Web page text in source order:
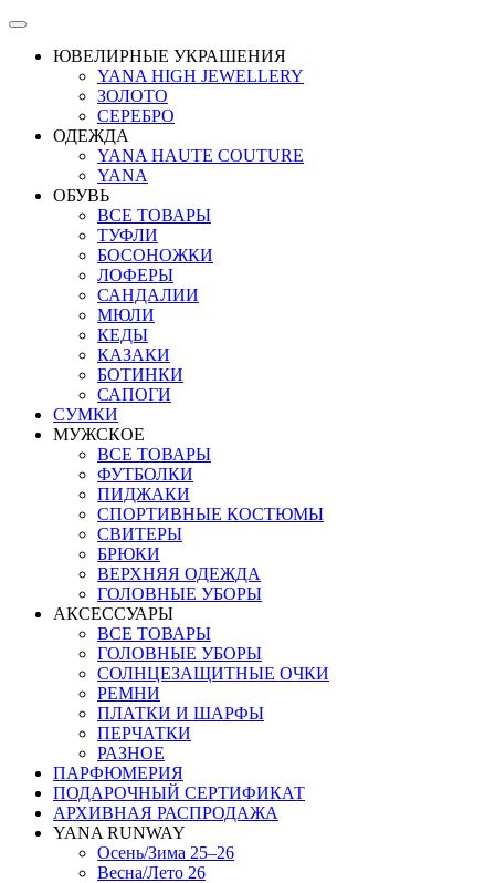
ЮВЕЛИРНЫЕ УКРАШЕНИЯ
YANA HIGH JEWELLERY
ЗОЛОТО
СЕРЕБРО
ОДЕЖДА
YANA HAUTE COUTURE
YANA
ОБУВЬ
ВСЕ ТОВАРЫ
ТУФЛИ
БОСОНОЖКИ
ЛОФЕРЫ
САНДАЛИИ
МЮЛИ
КЕДЫ
КАЗАКИ
БОТИНКИ
САПОГИ
СУМКИ
МУЖСКОЕ
ВСЕ ТОВАРЫ
ФУТБОЛКИ
ПИДЖАКИ
СПОРТИВНЫЕ КОСТЮМЫ
СВИТЕРЫ
БРЮКИ
ВЕРХНЯЯ ОДЕЖДА
ГОЛОВНЫЕ УБОРЫ
АКСЕССУАРЫ
ВСЕ ТОВАРЫ
ГОЛОВНЫЕ УБОРЫ
СОЛНЦЕЗАЩИТНЫЕ ОЧКИ
РЕМНИ
ПЛАТКИ И ШАРФЫ
ПЕРЧАТКИ
РАЗНОЕ
ПАРФЮМЕРИЯ
ПОДАРОЧНЫЙ СЕРТИФИКАТ
АРХИВНАЯ РАСПРОДАЖА
YANA RUNWAY
Осень/Зима 25–26
Весна/Лето 26